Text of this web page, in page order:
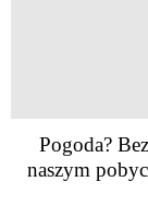
Pogoda?
naszym